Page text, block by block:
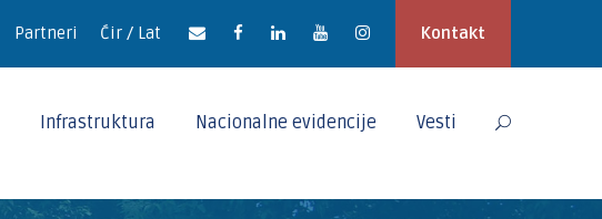
Partneri Ćir / Lat Kontakt
Infrastruktura Nacionalne evidencije Vesti